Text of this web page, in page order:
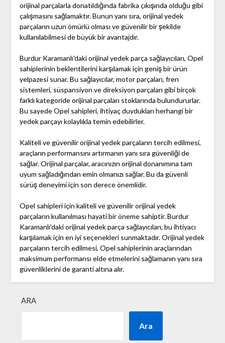
orijinal parçalarla donatıldığında fabrika çıkışında olduğu gibi
çalışmasını sağlamaktır. Bunun yanı sıra, orijinal yedek
parçaların uzun ömürlü olması ve güvenilir bir şekilde
kullanılabilmesi de büyük bir avantajdır.
Burdur Karamanlı'daki orijinal yedek parça sağlayıcıları, Opel
sahiplerinin beklentilerini karşılamak için geniş bir ürün
yelpazesi sunar. Bu sağlayıcılar, motor parçaları, fren
sistemleri, süspansiyon ve direksiyon parçaları gibi birçok
farklı kategoride orijinal parçaları stoklarında bulundururlar.
Bu sayede Opel sahipleri, ihtiyaç duydukları herhangi bir
yedek parçayı kolaylıkla temin edebilirler.
Kaliteli ve güvenilir orijinal yedek parçaların tercih edilmesi,
araçların performansını artırmanın yanı sıra güvenliği de
sağlar. Orijinal parçalar, aracınızın orijinal donanımına tam
uyum sağladığından emin olmanızı sağlar. Bu da güvenli
sürüş deneyimi için son derece önemlidir.
Opel sahipleri için kaliteli ve güvenilir orijinal yedek
parçaların kullanılması hayati bir öneme sahiptir. Burdur
Karamanlı'daki orijinal yedek parça sağlayıcıları, bu ihtiyacı
karşılamak için en iyi seçenekleri sunmaktadır. Orijinal yedek
parçaların tercih edilmesi, Opel sahiplerinin araçlarından
maksimum performansı elde etmelerini sağlamanın yanı sıra
güvenliklerini de garanti altına alır.
ARA
Ara